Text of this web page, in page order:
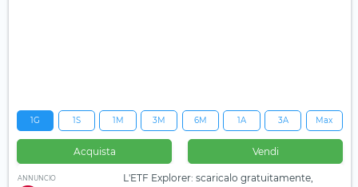
1G 1S 1M 3M 6M 1A 3A Max
Acquista Vendi
ANNUNCIO
L'ETF Explorer: scaricalo gratuitamente,